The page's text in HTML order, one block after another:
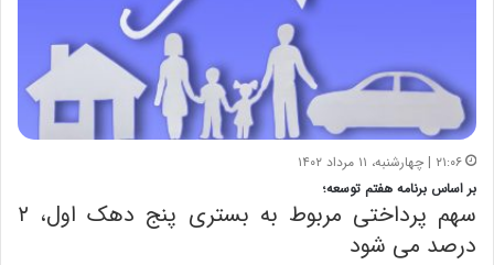
۲۱:۰۶ | چهارشنبه، ۱۱ مرداد ۱۴۰۲
بر اساس برنامه هفتم توسعه؛
سهم پرداختی مربوط به بستری پنج دهک اول، ۲
درصد می شود